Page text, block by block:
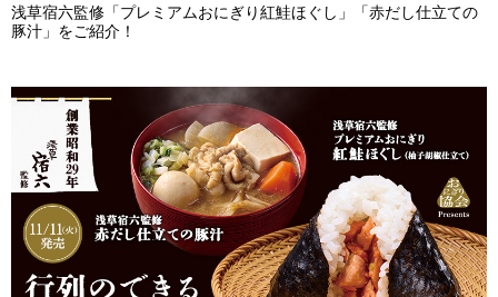
浅草宿六監修「プレミアムおにぎり紅鮭ほぐし」「赤だし仕立ての
豚汁」をご紹介！